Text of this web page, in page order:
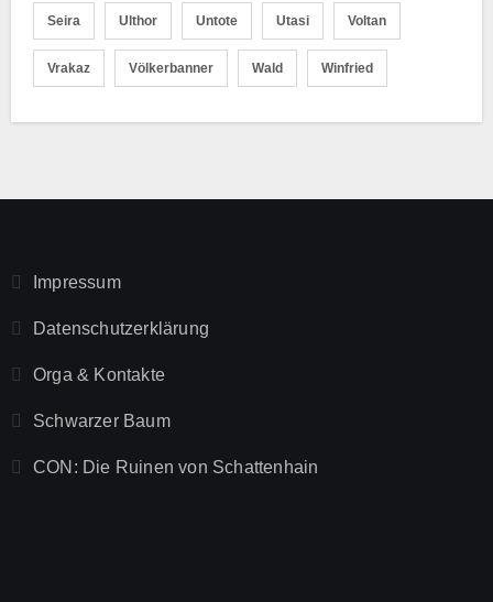
Seira Ulthor Untote Utasi Voltan
Vrakaz Völkerbanner Wald Winfried
Impressum
Datenschutzerklärung
Orga & Kontakte
Schwarzer Baum
CON: Die Ruinen von Schattenhain